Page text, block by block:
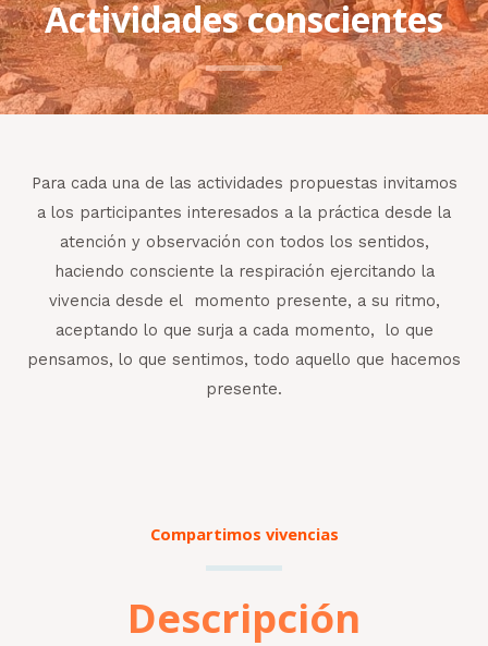
Actividades conscientes
Para cada una de las actividades propuestas invitamos
a los participantes interesados a la práctica desde la
atención y observación con todos los sentidos,
haciendo consciente la respiración ejercitando la
vivencia desde el momento presente, a su ritmo,
aceptando lo que surja a cada momento, lo que
pensamos, lo que sentimos, todo aquello que hacemos
presente.
Compartimos vivencias
Descripción